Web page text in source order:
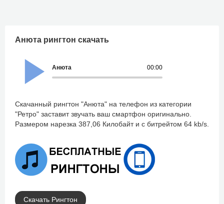
Анюта рингтон скачать
00:00
Анюта
Скачанный рингтон "Анюта" на телефон из категории
"Ретро" заставит звучать ваш смартфон оригинально.
Размером нарезка 387,06 Килобайт и с битрейтом 64 kb/s.
Скачать Рингтон